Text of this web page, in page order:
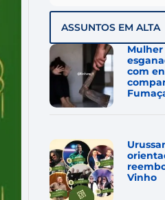
Domingo
10 de agosto
Segunda-Feira
11 de agosto
Terça-Feira
Quarta-Feira
ASSUNTOS EM ALTA
com
Vinho